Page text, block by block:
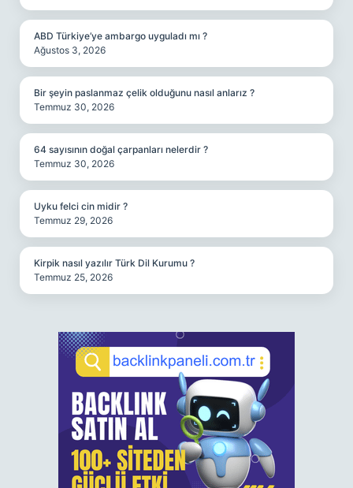
ABD Türkiye’ye ambargo uyguladı mı ?
Ağustos 3, 2026
Bir şeyin paslanmaz çelik olduğunu nasıl anlarız ?
Temmuz 30, 2026
64 sayısının doğal çarpanları nelerdir ?
Temmuz 30, 2026
Uyku felci cin midir ?
Temmuz 29, 2026
Kirpik nasıl yazılır Türk Dil Kurumu ?
Temmuz 25, 2026